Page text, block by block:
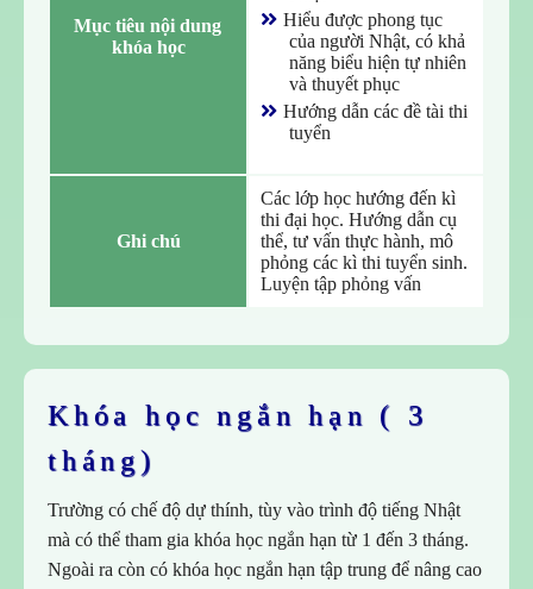
Mục tiêu nội dung
khóa học
Hiểu được phong tục
của người Nhật, có khả
năng biểu hiện tự nhiên
và thuyết phục
Hướng dẫn các đề tài thi
tuyển
Ghi chú
Các lớp học hướng đến kì
thi đại học. Hướng dẫn cụ
thể, tư vấn thực hành, mô
phỏng các kì thi tuyển sinh.
Luyện tập phỏng vấn
Khóa học ngắn hạn ( 3
tháng)
Trường có chế độ dự thính, tùy vào trình độ tiếng Nhật
mà có thể tham gia khóa học ngắn hạn từ 1 đến 3 tháng.
Ngoài ra còn có khóa học ngắn hạn tập trung để nâng cao